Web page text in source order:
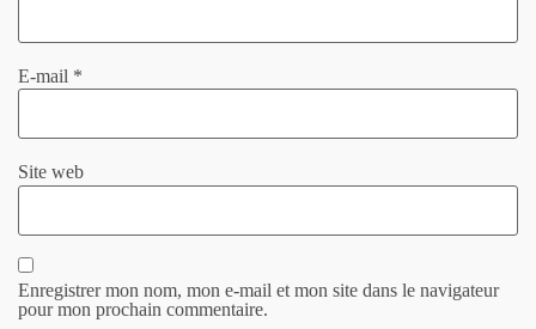
E-mail *
Site web
Enregistrer mon nom, mon e-mail et mon site dans le navigateur
pour mon prochain commentaire.